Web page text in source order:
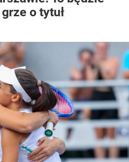
o tytuł